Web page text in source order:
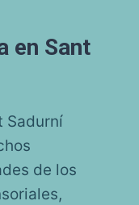
en Sant
Sadurní
de los